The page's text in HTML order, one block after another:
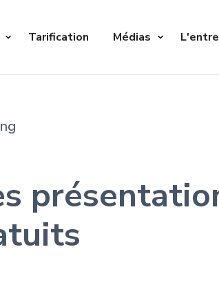
Tarification Médias